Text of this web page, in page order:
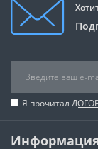
Я прочитал